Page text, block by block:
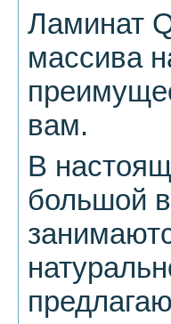
Ламинат
массива
вам.
В
большой